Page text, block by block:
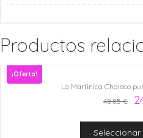
Productos
¡Oferta!
La Martinica Chaleco
48,85€